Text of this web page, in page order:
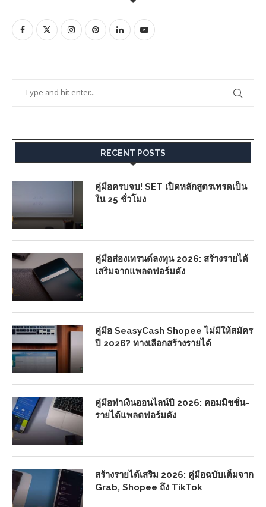
RECENT POSTS
คู่มือครบจบ! SET เปิดหลักสูตรเทรดเป็น
ใน 25 ชั่วโมง
คู่มือส่องเทรนด์ลงทุน 2026: สร้างรายได้
เสริมจากแพลตฟอร์มดัง
คู่มือ SeasyCash Shopee ไม่มีให้สมัคร
ปี 2026? ทางเลือกสร้างรายได้
คู่มือทำเงินออนไลน์ปี 2026: คอมมิชชั่น-
รายได้แพลตฟอร์มดัง
สร้างรายได้เสริม 2026: คู่มือฉบับเต็มจาก
Grab, Shopee ถึง TikTok